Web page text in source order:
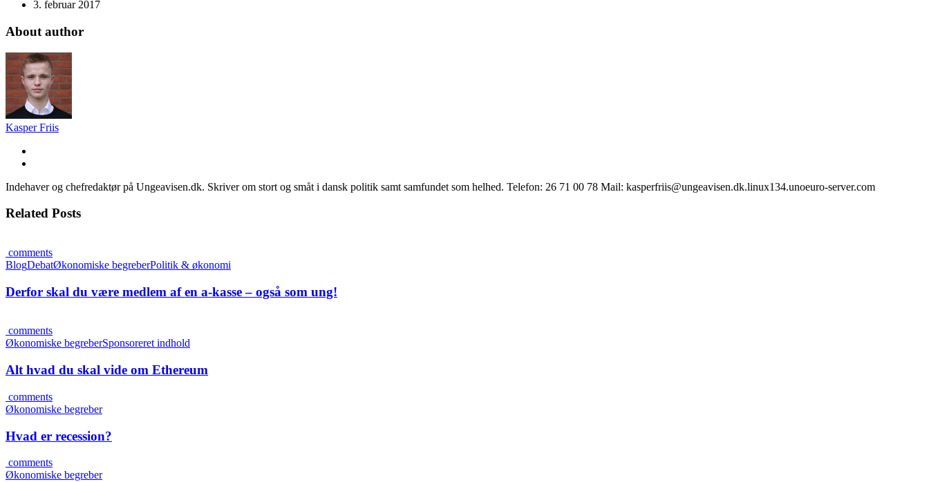
3. februar 2017
About author
Kasper Friis
Indehaver og chefredaktør på Ungeavisen.dk. Skriver om stort og småt i dansk politik samt samfundet som helhed. Telefon: 26 71 00 78 Mail: kasperfriis@ungeavisen.dk.linux134.unoeuro-server.com
Related Posts
comments
BlogDebatØkonomiske begreberPolitik & økonomi
Derfor skal du være medlem af en a-kasse – også som ung!
comments
Økonomiske begreberSponsoreret indhold
Alt hvad du skal vide om Ethereum
comments
Økonomiske begreber
Hvad er recession?
comments
Økonomiske begreber